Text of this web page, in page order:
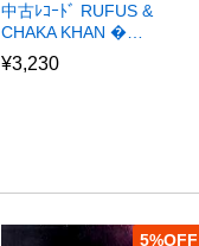
中古ﾚｺｰﾄﾞ RUFUS &
CHAKA KHAN �…
¥3,230
5%